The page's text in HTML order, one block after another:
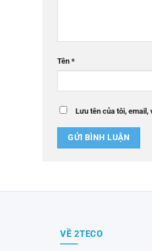
Tên *
Lưu tên của tôi, email,
VỀ 2TECO